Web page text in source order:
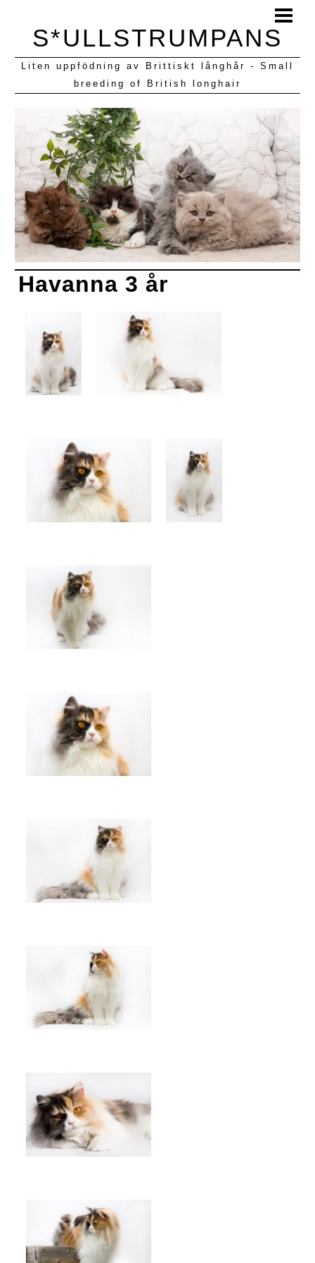
BLOGG
KULLAR VI HAFT
S*ULLSTRUMPANS
Liten uppfödning av Brittiskt långhår - Small
breeding of British longhair
Havanna 3 år